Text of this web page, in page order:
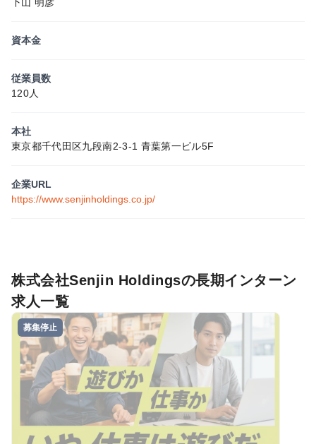
資本金
従業員数
120人
本社
東京都千代田区九段南2-3-1 青葉第一ビル5F
企業URL
https://www.senjinholdings.co.jp/
株式会社Senjin Holdingsの長期インターン
求人一覧
募集停止